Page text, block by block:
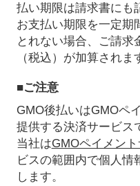
払い期限は請求書にも
お支払い期限を一定期
とれない場合、ご請求
（税込）が加算されま
■ご注意
GMO後払いはGMOペ
提供する決済サービス
当社はGMOペイメン
ビスの範囲内で個人情
します。